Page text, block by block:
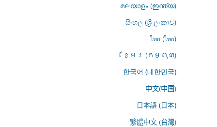
മലയാളം (ഇന്ത്യ)
සිංහල (ශ්‍රී ලංකාව)
ไทย (ไทย)
ខ្មែរ (កម្ពុជា)
한국어 (대한민국)
中文(中国)
日本語 (日本)
繁體中文 (台灣)